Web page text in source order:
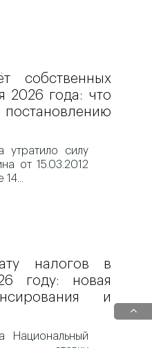
собственных
2026 года: что
силу
от 15.03.2012
14
налогов в
году: новая
и